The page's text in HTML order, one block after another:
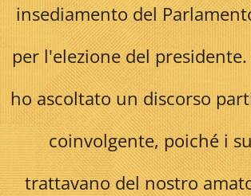
insediamento del
per l'elezionedel presidente.
ho ascoltato un discorso
coinvolgente, poiché i
trattavano del nostro